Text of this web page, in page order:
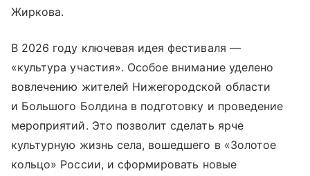
Жиркова.
В 2026 году ключевая идея фестиваля —
«культура участия». Особое внимание уделено
вовлечению жителей Нижегородской области
и Большого Болдина в подготовку и проведение
мероприятий. Это позволит сделать ярче
культурную жизнь села, вошедшего в «Золотое
кольцо» России, и сформировать новые